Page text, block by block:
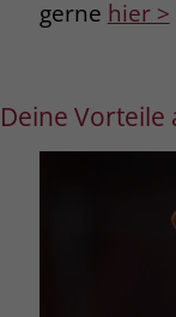
gerne hier >
Deine Vorteile